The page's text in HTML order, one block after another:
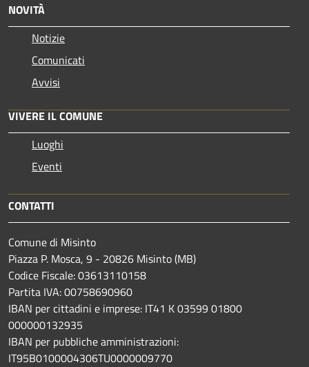
NOVITÀ
Notizie
Comunicati
Avvisi
VIVERE IL COMUNE
Luoghi
Eventi
CONTATTI
Comune di Misinto
Piazza P. Mosca, 9 - 20826 Misinto (MB)
Codice Fiscale: 03613110158
Partita IVA: 00758690960
IBAN per cittadini e imprese: IT41 K 03599 01800
000000132935
IBAN per pubbliche amministrazioni:
IT95B0100004306TU0000009770